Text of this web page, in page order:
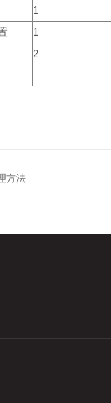
1
1
2
方法